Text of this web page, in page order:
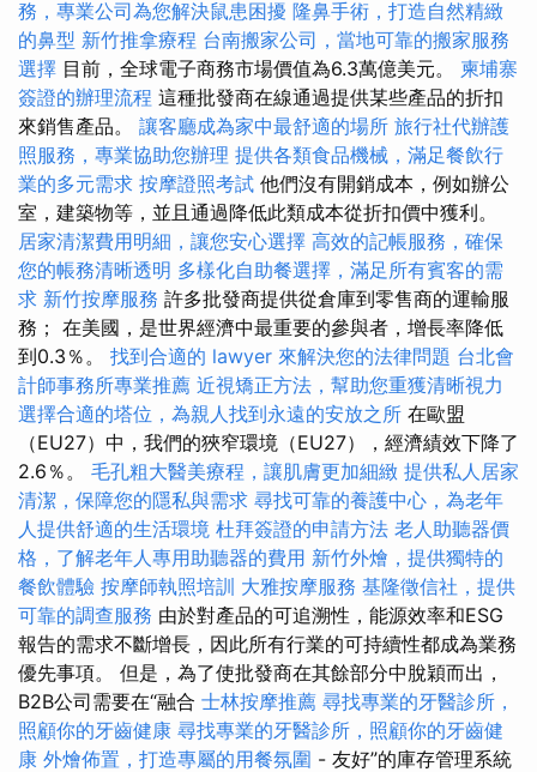
務，專業公司為您解決鼠患困擾 隆鼻手術，打造自然精緻
的鼻型 新竹推拿療程 台南搬家公司，當地可靠的搬家服務
選擇 目前，全球電子商務市場價值為6.3萬億美元。 柬埔寨
簽證的辦理流程 這種批發商在線通過提供某些產品的折扣
來銷售產品。 讓客廳成為家中最舒適的場所 旅行社代辦護
照服務，專業協助您辦理 提供各類食品機械，滿足餐飲行
業的多元需求 按摩證照考試 他們沒有開銷成本，例如辦公
室，建築物等，並且通過降低此類成本從折扣價中獲利。
居家清潔費用明細，讓您安心選擇 高效的記帳服務，確保
您的帳務清晰透明 多樣化自助餐選擇，滿足所有賓客的需
求 新竹按摩服務 許多批發商提供從倉庫到零售商的運輸服
務； 在美國，是世界經濟中最重要的參與者，增長率降低
到0.3％。 找到合適的 lawyer 來解決您的法律問題 台北會
計師事務所專業推薦 近視矯正方法，幫助您重獲清晰視力
選擇合適的塔位，為親人找到永遠的安放之所 在歐盟
（EU27）中，我們的狹窄環境（EU27），經濟績效下降了
2.6％。 毛孔粗大醫美療程，讓肌膚更加細緻 提供私人居家
清潔，保障您的隱私與需求 尋找可靠的養護中心，為老年
人提供舒適的生活環境 杜拜簽證的申請方法 老人助聽器價
格，了解老年人專用助聽器的費用 新竹外燴，提供獨特的
餐飲體驗 按摩師執照培訓 大雅按摩服務 基隆徵信社，提供
可靠的調查服務 由於對產品的可追溯性，能源效率和ESG
報告的需求不斷增長，因此所有行業的可持續性都成為業務
優先事項。 但是，為了使批發商在其餘部分中脫穎而出，
B2B公司需要在“融合 士林按摩推薦 尋找專業的牙醫診所，
照顧你的牙齒健康 尋找專業的牙醫診所，照顧你的牙齒健
康 外燴佈置，打造專屬的用餐氛圍 - 友好”的庫存管理系統